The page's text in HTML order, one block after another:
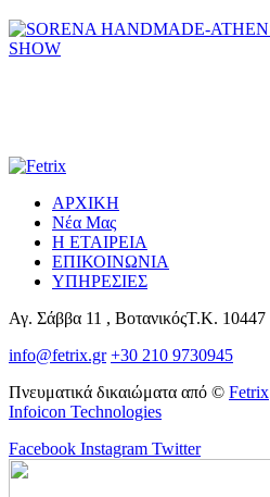
ΑΡΧΙΚΗ
Νέα Μας
Η ΕΤΑΙΡΕΙΑ
ΕΠΙΚΟΙΝΩΝΙΑ
ΥΠΗΡΕΣΙΕΣ
Αγ. Σάββα 11 , ΒοτανικόςΤ.Κ. 10447
info@fetrix.gr +30 210 9730945
Πνευματικά δικαιώματα από © Fetrix
Infoicon Technologies
Facebook Instagram Twitter